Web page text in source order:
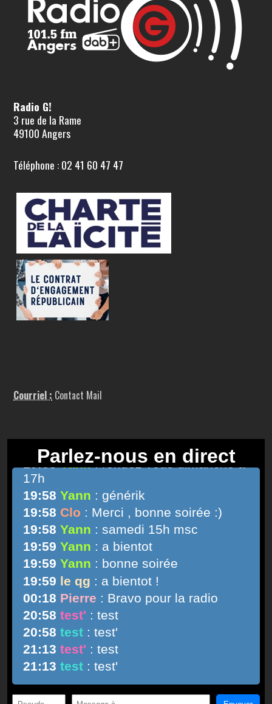
Radio G!
3 rue de la Rame
49100 Angers
Téléphone : 02 41 60 47 47
Courriel : Contact Mail